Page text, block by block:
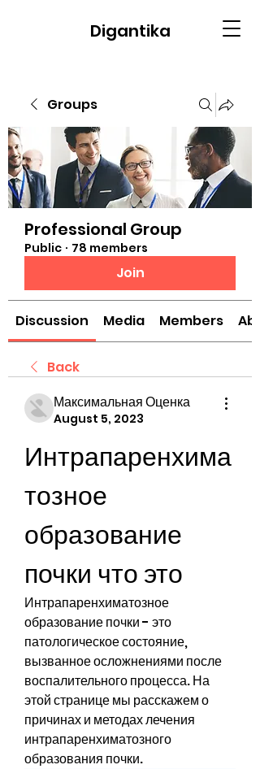
Digantika
Groups
Professional Group
Public · 78 members
Join
Discussion Media Members
Back
Максимальная Оценка
August 5, 2023
Интрапаренхима
тозное
образование
почки что это
Интрапаренхиматозное
образование почки - это
патологическое состояние,
вызванное осложнениями после
воспалительного процесса. На
этой странице мы расскажем о
причинах и методах лечения
интрапаренхиматозного
образования почки.